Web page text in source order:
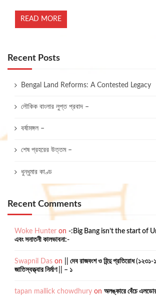
READ MORE
Recent Posts
Bengal Land Reforms: A Contested Legacy
লৌকিক বাংলার লুপ্ত প্রবাদ –
বর্ষামঙ্গল –
শেষ প্রহরের উত্তম –
ধুন্ধুমার কাণ্ড
Recent Comments
Woke Hunter on -:Big Bang isn’t the start of
এবং সনাতনী কালভাবনা:-
Swapnil Das on
|| দেব রাজবংশ ও হিন্দু প্রতিরোধ (১২৩১-
জাতিস্বত্ত্বার নির্মাণ || – ১
tapan mallick chowdhury on অলঙ্কারে বেঁচে